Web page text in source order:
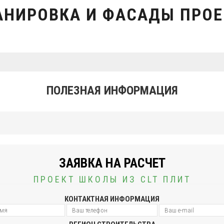
И ФАСАДЫ
ПОЛЕЗНАЯ ИНФОРМАЦИЯ
ЗАЯВКА НА РАСЧЕТ
ПРОЕКТ ШКОЛЫ ИЗ CLT ПЛИТ
КОНТАКТНАЯ ИНФОРМАЦИЯ